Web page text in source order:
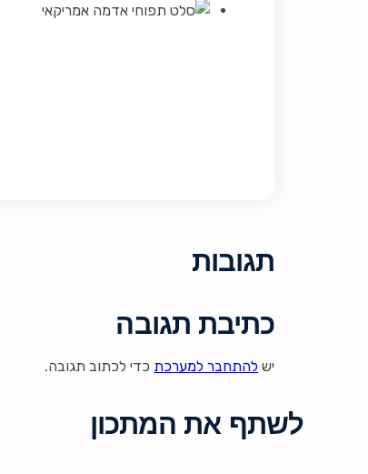
תגובות
כתיבת תגובה
יש להתחבר למערכת כדי לכתוב תגובה.
לשתף את המתכון